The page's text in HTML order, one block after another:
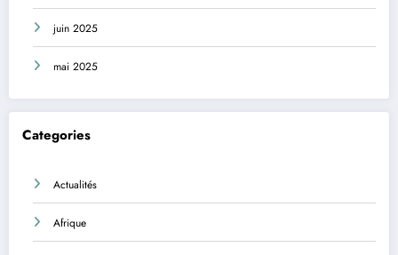
juin 2025
mai 2025
Categories
Actualités
Afrique